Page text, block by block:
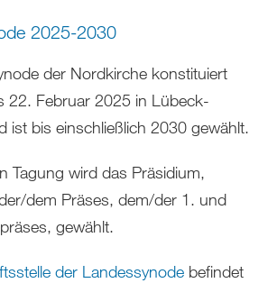
2025-2030
der Nordkirche konstituiert
22. Februar 2025 in Lübeck-
ist bis einschließlich 2030 gewählt.
Tagung wird das Präsidium,
dem Präses, dem/der 1. und
gewählt.
der Landessynode befindet